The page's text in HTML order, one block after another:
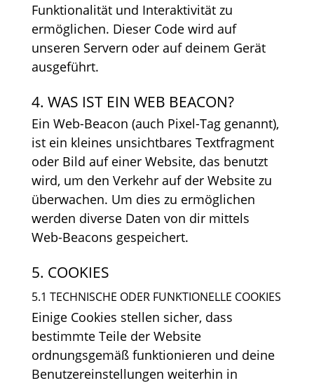
Funktionalität und Interaktivität zu
ermöglichen. Dieser Code wird auf
unseren Servern oder auf deinem Gerät
ausgeführt.
4. WAS IST EIN WEB BEACON?
Ein Web-Beacon (auch Pixel-Tag genannt),
ist ein kleines unsichtbares Textfragment
oder Bild auf einer Website, das benutzt
wird, um den Verkehr auf der Website zu
überwachen. Um dies zu ermöglichen
werden diverse Daten von dir mittels
Web-Beacons gespeichert.
5. COOKIES
5.1 TECHNISCHE ODER FUNKTIONELLE COOKIES
Einige Cookies stellen sicher, dass
bestimmte Teile der Website
ordnungsgemäß funktionieren und deine
Benutzereinstellungen weiterhin in